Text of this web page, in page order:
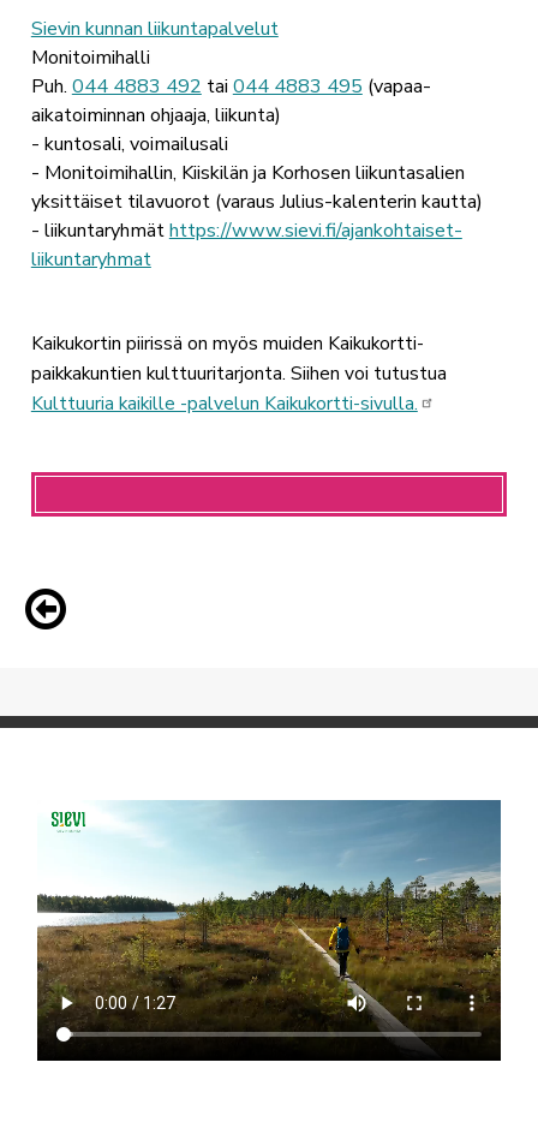
Sievin kunnan liikuntapalvelut
Monitoimihalli
Puh. 044 4883 492 tai 044 4883 495 (vapaa-
aikatoiminnan ohjaaja, liikunta)
- kuntosali, voimailusali
- Monitoimihallin, Kiiskilän ja Korhosen liikuntasalien
yksittäiset tilavuorot (varaus Julius-kalenterin kautta)
- liikuntaryhmäthttps://www.sievi.fi/ajankohtaiset-
liikuntaryhmat
Kaikukortin piirissä on myös muiden Kaikukortti-
paikkakuntien kulttuuritarjonta. Siihen voi tutustua
Kulttuuria kaikille -palvelun Kaikukortti-sivulla.